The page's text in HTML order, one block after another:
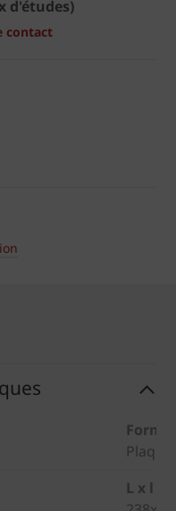
d'études)
contact
L x l x